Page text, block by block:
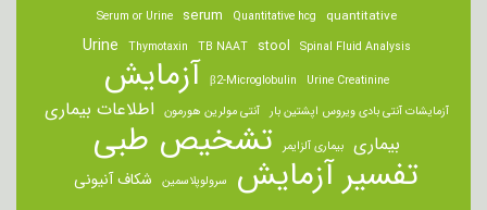
quantitative
Quantitative hcg
serum
Serum or Urine
Spinal Fluid Analysis
stool
TB NAAT
Thymotaxin
Urine
Urine Creatinine
β2-Microglobulin آزمایش
آزمایشات آنتی بادی ویروس اپشتین بار آنتی مولرین هورمون اطلاعات بیماری
بیماری بیماری آلزایمر تشخیص طبی
تفسیر آزمایش سرولوپلاسمین شکاف آنیونی